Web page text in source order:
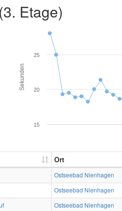
Etage)
Sekunden
15
20
25
Ort
Ostseebad Nienhagen
Ostseebad Nienhagen
Ostseebad Nienhagen